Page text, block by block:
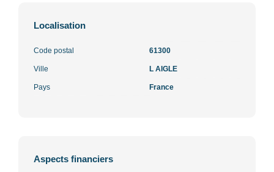
Localisation
Code postal 61300
Ville L AIGLE
Pays France
Aspects financiers